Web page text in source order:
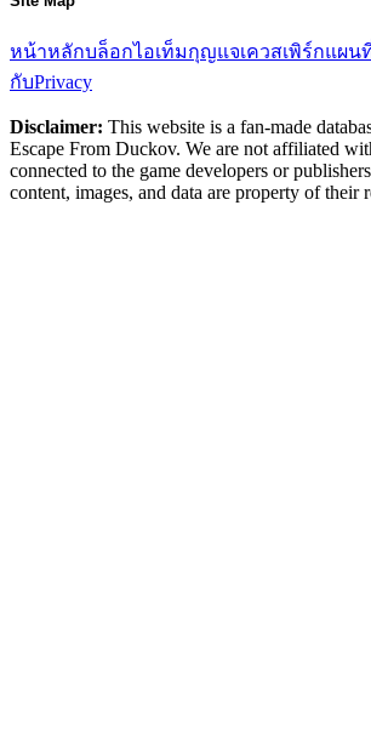
หน้าหลักบล็อกไอเท็มกุญแจเควสเพิร์กแผน
กับPrivacy
Disclaimer: This website is a fan-made
Escape From Duckov. We are not affiliated
connected to the game developers or
content, images, and data are property of their